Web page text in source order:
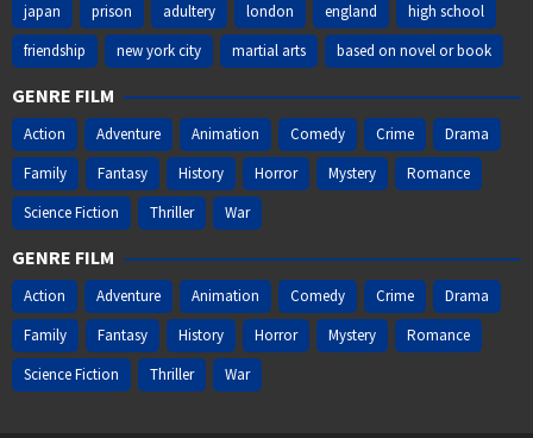
japan prison adultery london england
high school
friendship
new york city martial arts based on novel or book
GENRE FILM
Action Adventure Animation Comedy Crime
Drama
Family
Fantasy History Horror Mystery
Romance
Science Fiction
Thriller War
GENRE FILM
Action Adventure Animation Comedy Crime
Drama
Family
Fantasy History Horror Mystery
Romance
Science Fiction
Thriller War